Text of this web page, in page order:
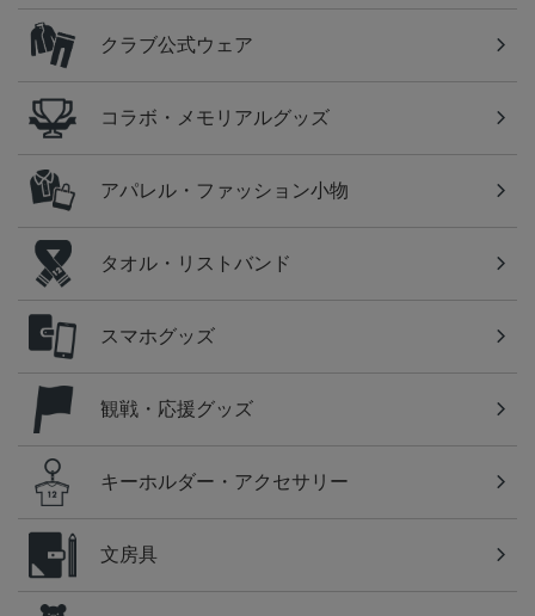
クラブ公式ウェア
コラボ・メモリアルグッズ
アパレル・ファッション小物
タオル・リストバンド
スマホグッズ
観戦・応援グッズ
キーホルダー・アクセサリー
文房具